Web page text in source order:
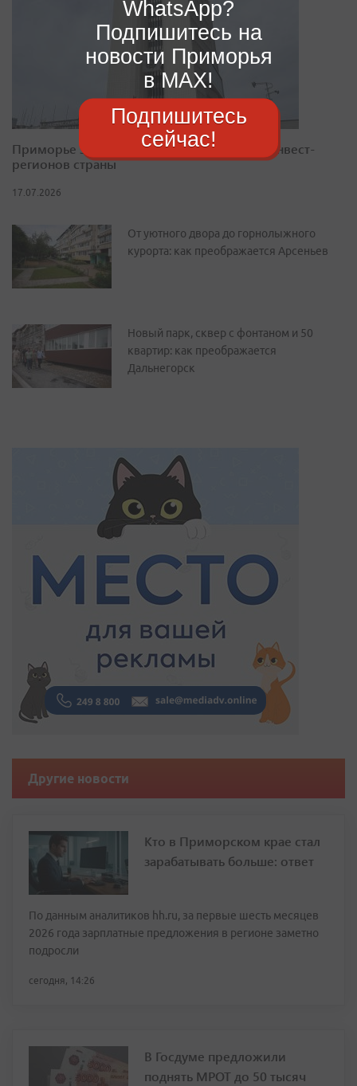
Приморье закрепилось в десятке лучших инвест-
регионов страны
17.07.2026
От уютного двора до горнолыжного
курорта: как преображается Арсеньев
Новый парк, сквер с фонтаном и 50
квартир: как преображается
Дальнегорск
Другие новости
Кто в Приморском крае стал
зарабатывать больше: ответ
По данным аналитиков hh.ru, за первые шесть месяцев
2026 года зарплатные предложения в регионе заметно
подросли
сегодня, 14:26
В Госдуме предложили
поднять МРОТ до 50 тысяч
WhatsApp?
Подпишитесь на
новости Приморья
в MAX!
Подпишитесь
сейчас!